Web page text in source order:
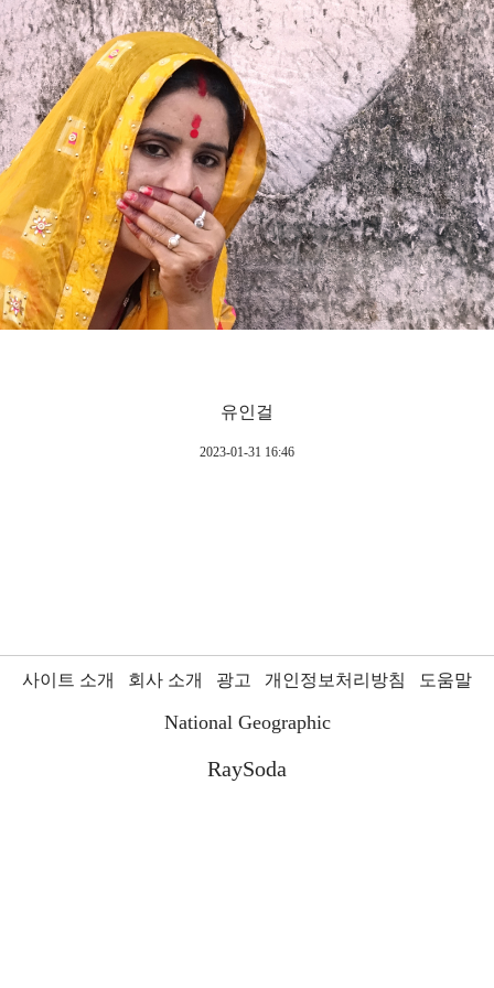
유인걸
2023-01-31 16:46
사이트 소개 회사 소개 광고 개인정보처리방침 도움말
National Geographic
RaySoda